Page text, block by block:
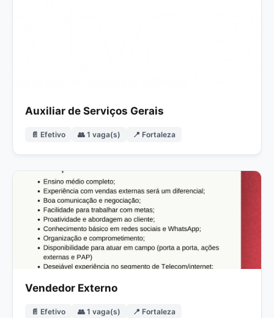
Auxiliar de Serviços Gerais
📄 Efetivo 👥 1 vaga(s) 📍 Fortaleza
Vendedor Externo
📄 Efetivo 👥 1 vaga(s) 📍 Fortaleza